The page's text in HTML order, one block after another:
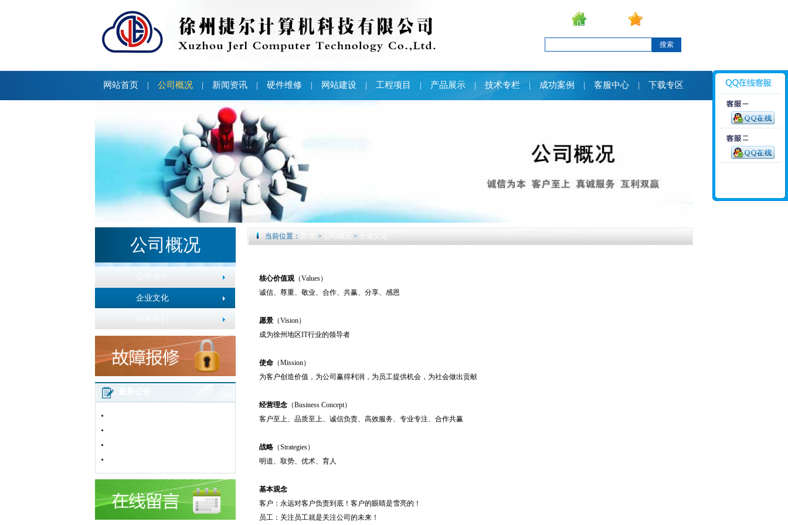
搜索
网站首页 公司概况 新闻资讯 硬件维修 网站建设 工程项目 产品展示 技术专栏 成功案例 客服中心 下载专区
公司概况
企业文化
当前位置： 首 页 > > 企业文化
核心价值观（Values）
诚信、尊重、敬业、合作、共赢、分享、感恩
愿景 （Vision）
成为徐州地区IT行业的领导者
使命 （Mission）
为客户创造价值，为公司赢得利润，为员工提供机会，为社会做出贡献
经营理念 （Business Concept）
客户至上、品质至上、诚信负责、高效服务、专业专注、合作共赢
战略 （Strategies）
明道、取势、优术、育人
基本观念
客户：永远对客户负责到底！客户的眼睛是雪亮的！
员工：关注员工就是关注公司的未来！